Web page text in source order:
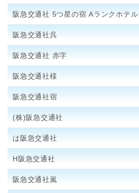
阪急交通社 5つ星の宿 Aランクホテル
阪急交通社呉
阪急交通社 赤字
阪急交通社様
阪急交通社宿
(株)阪急交通社
は阪急交通社
H阪急交通社
阪急交通社嵐